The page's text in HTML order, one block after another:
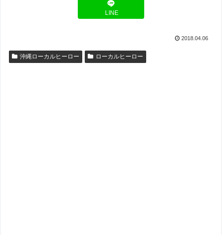
LINE
2018.04.06
沖縄ローカルヒーロー ローカルヒーロー